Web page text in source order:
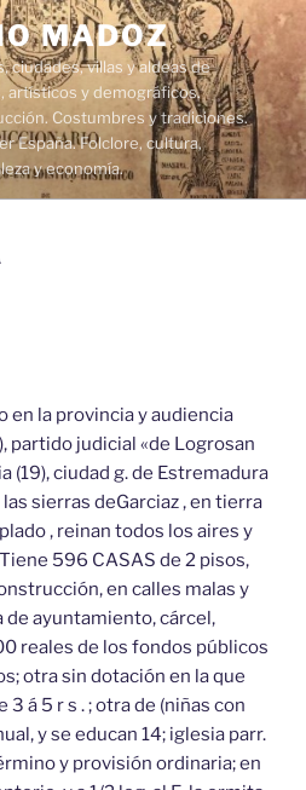
MADOZ
ciudades, villas y aldeas de
artísticos y demográficos.
Costumbres y tradiciones.
España. Folclore, cultura,
y economía.
en la provincia y audiencia
partido judicial «de Logrosan
(19), ciudad g. de Estremadura
las sierras deGarciaz , en tierra
, reinan todos los aires y
596 CASAS de 2 pisos,
en calles malas y
de ayuntamiento, cárcel,
reales de los fondos públicos
otra sin dotación en la que
á 5 r s . ; otra de (niñas con
y se educan 14; iglesia parr.
y provisión ordinaria; en